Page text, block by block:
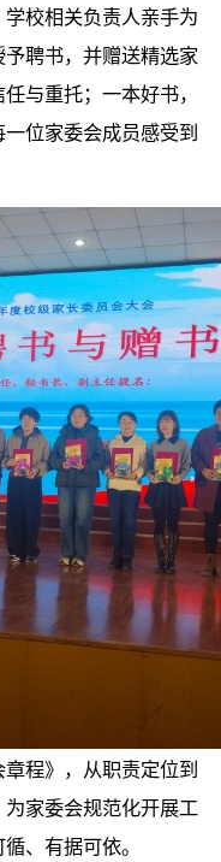
校相关负责人亲手为
聘书，并赠送精选家
与重托；一本好书，
位家委会成员感受到
程》，从职责定位到
家委会规范化开展工
、有据可依。